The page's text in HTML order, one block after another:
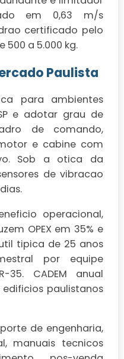
em 0,63 m/s
certificado pelo
500 a 5.000 kg.
Paulista
para ambientes
e adotar grau de
de comando,
e cabine com
Sob a otica da
de vibracao
operacional,
OPEX em 35% e
tipica de 25 anos
por equipe
35. CADEM anual
paulistanos
de engenharia,
manuais tecnicos